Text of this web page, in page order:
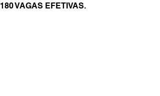
180 VAGAS EFETIVAS.